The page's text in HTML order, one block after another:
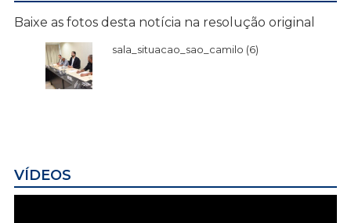
Baixe as fotos desta notícia na resolução original
sala_situacao_sao_camilo (6)
VÍDEOS